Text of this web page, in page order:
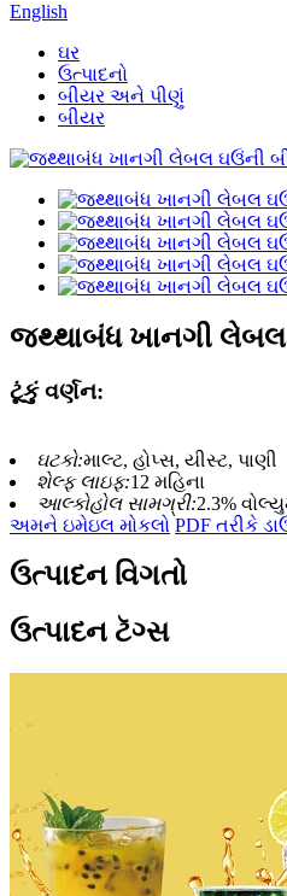
English
ઘર
ઉત્પાદનો
બીયર અને પીણું
બીયર
જથ્થાબંધ ખાનગી લેબલ
ટૂંકું વર્ણન:
ઘટકો:માલ્ટ, હોપ્સ, યીસ્ટ, પાણી
શેલ્ફ લાઇફ:12 મહિના
આલ્કોહોલ સામગ્રી:2.3%
અમને ઇમેઇલ મોકલો PDF તરીકે
ઉત્પાદન વિગતો
ઉત્પાદન ટૅગ્સ